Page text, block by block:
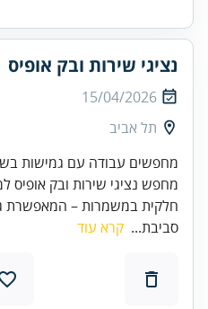
נציגי שירות ובק אופיס
15/04/2026
תל אביב
מחפשים עבודה עם גמישות
מחפש נציגי שירות ובק
חלקית במשמרות – המאפשרת
סביבת... קרא עוד